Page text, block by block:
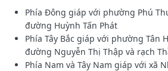
Phía Đông giáp với phường Phú
đường Huỳnh Tấn Phát
Phía Tây Bắc giáp với phường Tân
đường Nguyễn Thị Thập và rạch
Phía Nam và Tây Nam giáp với xã